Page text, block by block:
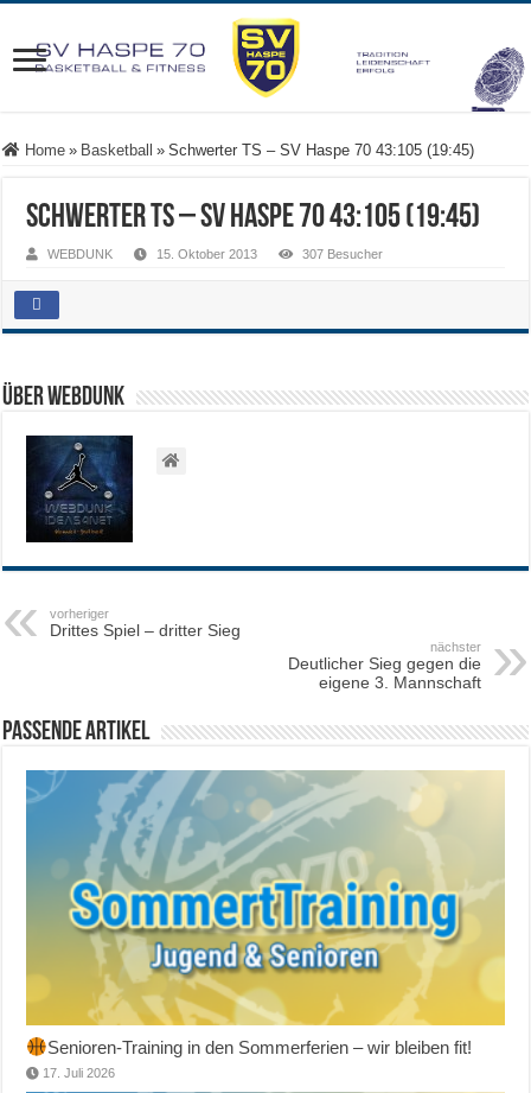
Home » Basketball » Schwerter TS – SV Haspe 70 43:105 (19:45)
Schwerter TS – SV Haspe 70 43:105 (19:45)
WEBDUNK 15. Oktober 2013 307 Besucher
Über WEBDUNK
vorheriger
Drittes Spiel – dritter Sieg
nächster
Deutlicher Sieg gegen die
eigene 3. Mannschaft
Passende Artikel
Senioren-Training in den Sommerferien – wir bleiben fit!
17. Juli 2026